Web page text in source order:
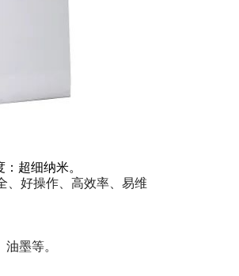
超细纳米。
、好操作、高效率、易维
墨等。